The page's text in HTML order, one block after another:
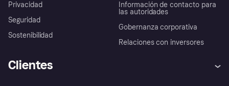
Privacidad
Seguridad
Sostenibilidad
Información de contacto para
las autoridades
Gobernanza corporativa
Relaciones con inversores
Clientes